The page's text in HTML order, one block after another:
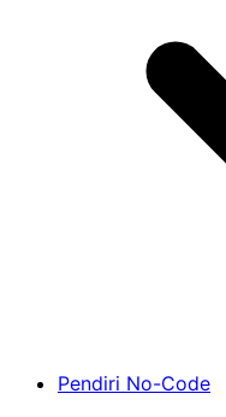
Pendiri No-Code